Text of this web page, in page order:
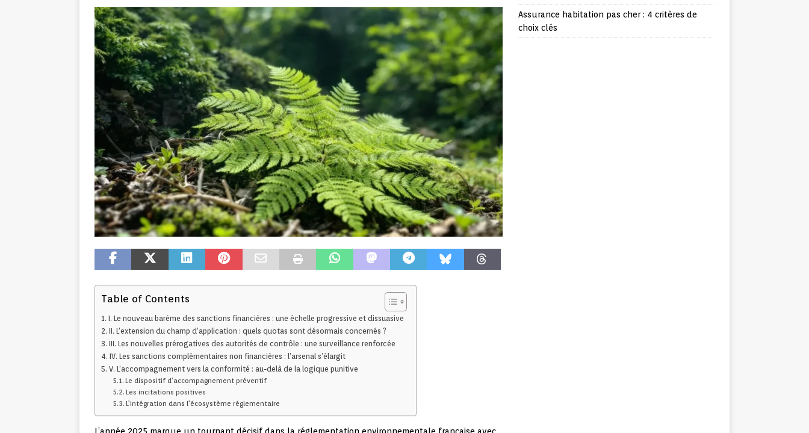
Table of Contents
I. Le nouveau barème des sanctions financières : une échelle progressive et dissuasive
II. L’extension du champ d’application : quels quotas sont désormais concernés ?
III. Les nouvelles prérogatives des autorités de contrôle : une surveillance renforcée
IV. Les sanctions complémentaires non financières : l’arsenal s’élargit
V. L’accompagnement vers la conformité : au-delà de la logique punitive
Le dispositif d’accompagnement préventif
Les incitations positives
L’intégration dans l’écosystème réglementaire
Assurance habitation pas cher : 4 critères de
choix clés